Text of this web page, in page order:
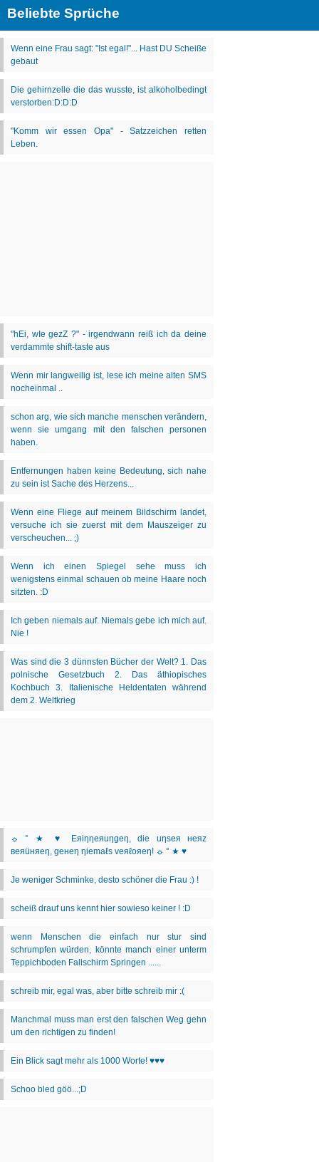
Beliebte Sprüche